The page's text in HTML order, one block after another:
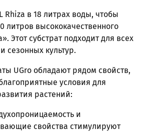
Rhiza в 18 литрах воды, чтобы
литров высококачественного
Этот субстрат подходит для всех
сезонных культур.
UGro обладают рядом свойств,
условия для
растений:
и
свойства стимулируют